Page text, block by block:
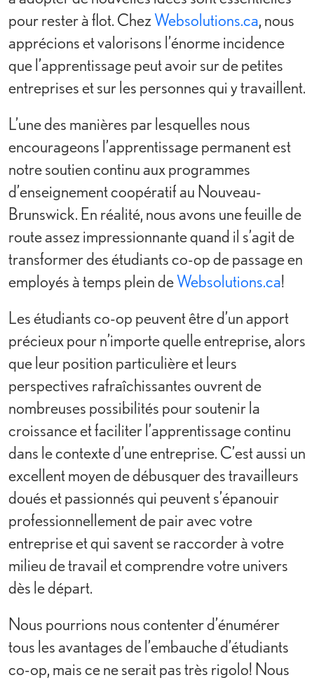
pour rester à flot. ChezWebsolutions.ca, nous
apprécions et valorisons l’énorme incidence
que l’apprentissage peut avoir sur de petites
entreprises et sur les personnes qui y travaillent.
L’une des manières par lesquelles nous
encourageons l’apprentissage permanent est
notre soutien continu aux programmes
d’enseignement coopératif au Nouveau-
Brunswick. En réalité, nous avons une feuille de
route assez impressionnante quand il s’agit de
transformer des étudiants co-op de passage en
employés à temps plein deWebsolutions.ca!
Les étudiants co-op peuvent être d’un apport
précieux pour n’importe quelle entreprise, alors
que leur position particulière et leurs
perspectives rafraîchissantes ouvrent de
nombreuses possibilités pour soutenir la
croissance et faciliter l’apprentissage continu
dans le contexte d’une entreprise. C’est aussi un
excellent moyen de débusquer des travailleurs
doués et passionnés qui peuvent s’épanouir
professionnellement de pair avec votre
entreprise et qui savent se raccorder à votre
milieu de travail et comprendre votre univers
dès le départ.
Nous pourrions nous contenter d’énumérer
tous les avantages de l’embauche d’étudiants
co-op, mais ce ne serait pas très rigolo! Nous